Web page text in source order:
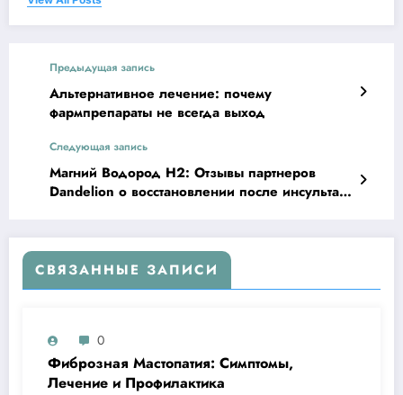
Предыдущая запись
Альтернативное лечение: почему
фармпрепараты не всегда выход
Следующая запись
Магний Водород Н2: Отзывы партнеров
Dandelion о восстановлении после инсульта
СВЯЗАННЫЕ ЗАПИСИ
0
Фиброзная Мастопатия: Симптомы,
Лечение и Профилактика